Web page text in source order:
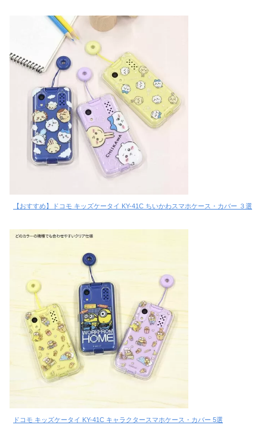
【おすすめ】ドコモ キッズケータイ KY-41C ちいかわスマホケース・カバー ３選
ドコモ キッズケータイ KY-41C キャラクタースマホケース・カバー 5選